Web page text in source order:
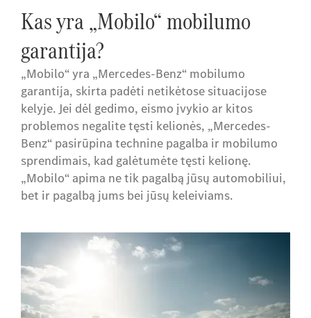
Kas yra „Mobilo“ mobilumo
garantija?
„Mobilo“ yra „Mercedes-Benz“ mobilumo
garantija, skirta padėti netikėtose situacijose
kelyje. Jei dėl gedimo, eismo įvykio ar kitos
problemos negalite tęsti kelionės, „Mercedes-
Benz“ pasirūpina technine pagalba ir mobilumo
sprendimais, kad galėtumėte tęsti kelionę.
„Mobilo“ apima ne tik pagalbą jūsų automobiliui,
bet ir pagalbą jums bei jūsų keleiviams.